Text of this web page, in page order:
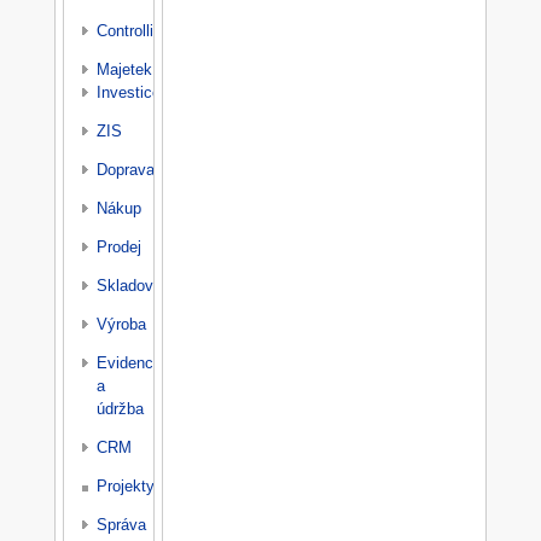
Controlling
Majetek
Investice
ZIS
Doprava
Nákup
Prodej
Skladování
Výroba
Evidence
a
údržba
CRM
Projekty
Správa